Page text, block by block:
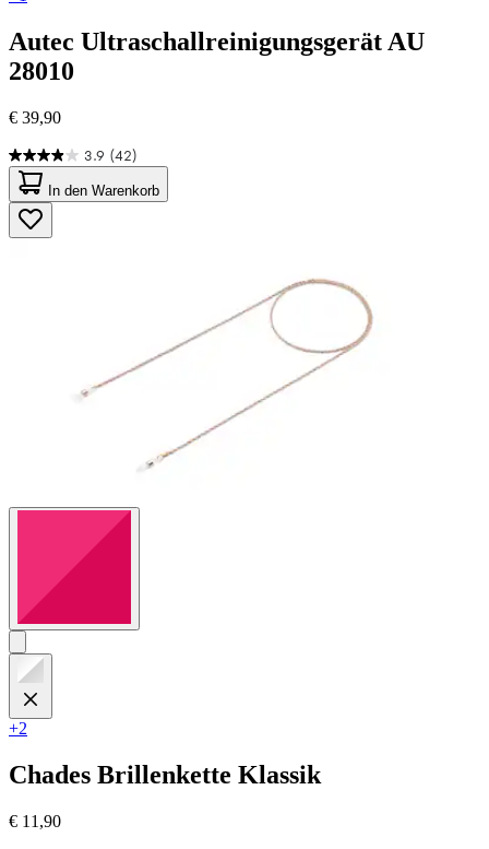
Autec Ultraschallreinigungsgerät AU
28010
€ 39,90
3.9 (42)
3.9
von
5
Sternen.
42
In den Warenkorb
+2
Chades Brillenkette Klassik
€ 11,90